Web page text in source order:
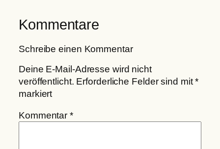
Kommentare
Schreibe einen Kommentar
Deine E-Mail-Adresse wird nicht
veröffentlicht. Erforderliche Felder sind mit*
markiert
Kommentar*